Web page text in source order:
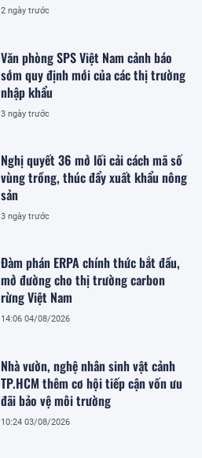
2 ngày trước
Văn phòng SPS Việt Nam cảnh báo
sớm quy định mới của các thị trường
nhập khẩu
3 ngày trước
Nghị quyết 36 mở lối cải cách mã số
vùng trồng, thúc đẩy xuất khẩu nông
sản
3 ngày trước
Đàm phán ERPA chính thức bắt đầu,
mở đường cho thị trường carbon
rừng Việt Nam
14:06 04/08/2026
Nhà vườn, nghệ nhân sinh vật cảnh
TP.HCM thêm cơ hội tiếp cận vốn ưu
đãi bảo vệ môi trường
10:24 03/08/2026